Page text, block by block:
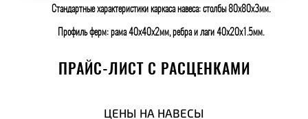
Стандартные характеристики каркаса навеса: столбы 80х80х3мм.
Профиль ферм: рама 40х40х2мм, ребра и лаги 40х20х1.5мм.
ПРАЙС-ЛИСТ С РАСЦЕНКАМИ
ЦЕНЫ НА НАВЕСЫ